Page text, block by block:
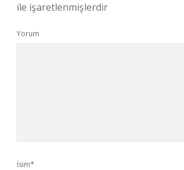
ile işaretlenmişlerdir
Yorum
İsim*